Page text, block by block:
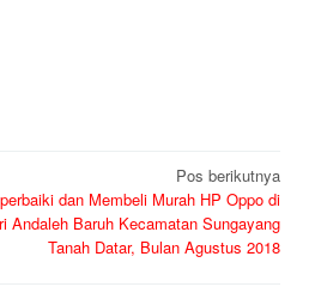
Pos berikutnya
dan Membeli Murah HP Oppo di
Andaleh Baruh Kecamatan Sungayang
Tanah Datar, Bulan Agustus 2018